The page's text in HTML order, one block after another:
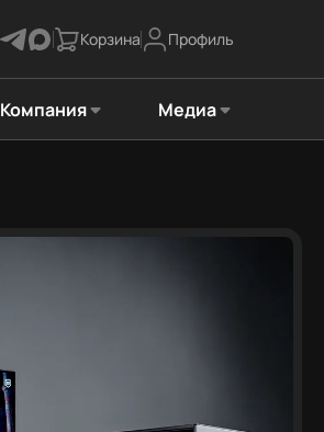
Корзина Профиль
Компания Медиа